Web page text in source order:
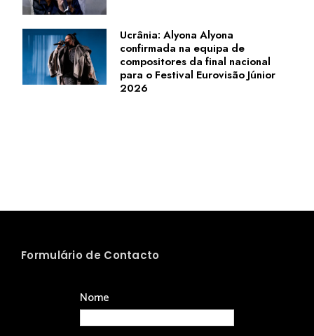
Ucrânia: Alyona Alyona
confirmada na equipa de
compositores da final nacional
para o Festival Eurovisão Júnior
2026
Formulário de Contacto
Nome